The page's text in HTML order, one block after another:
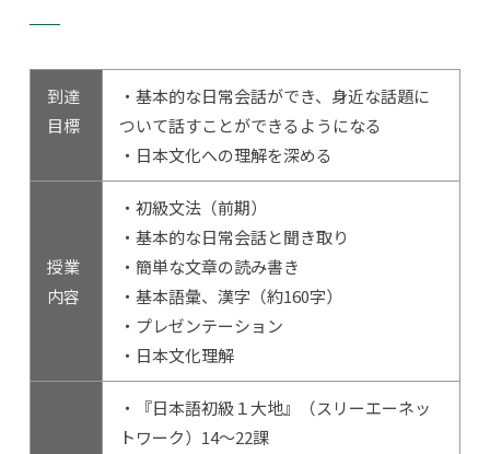
到達
目標
・基本的な日常会話ができ、身近な話題に
ついて話すことができるようになる
・日本文化への理解を深める
授業
内容
・初級文法（前期）
・基本的な日常会話と聞き取り
・簡単な文章の読み書き
・基本語彙、漢字（約160字）
・プレゼンテーション
・日本文化理解
・『日本語初級１大地』（スリーエーネッ
トワーク）14～22課